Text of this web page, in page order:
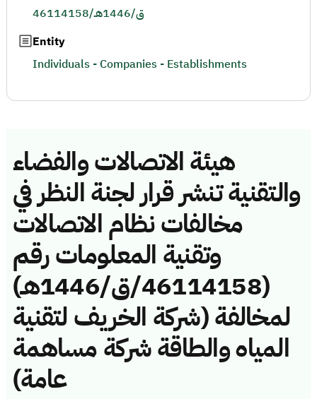
هيئة الاتصالات والفضاء
والتقنية تنشر قرار لجنة النظر في
مخالفات نظام الاتصالات
وتقنية المعلومات رقم
(46114158/ق/1446هـ)
لمخالفة (شركة الخريف لتقنية
المياه والطاقة شركة مساهمة
عامة)
46114158/ق/1446هـ
Entity
Individuals - Companies - Establishments